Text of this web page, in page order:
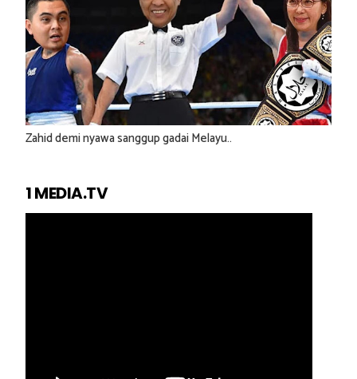
Zahid demi nyawa sanggup gadai Melayu..
1 MEDIA.TV